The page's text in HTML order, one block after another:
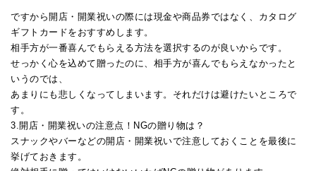
ですから開店・開業祝いの際には現金や商品券ではなく、カタログ
ギフトカードをおすすめします。
相手方が一番喜んでもらえる方法を選択するのが良いからです。
せっかく心を込めて贈ったのに、相手方が喜んでもらえなかったと
いうのでは、
あまりにも悲しくなってしまいます。それだけは避けたいところで
す。
3.開店・開業祝いの注意点！NGの贈り物は？
スナックやバーなどの開店・開業祝いで注意しておくことを最後に
挙げておきます。